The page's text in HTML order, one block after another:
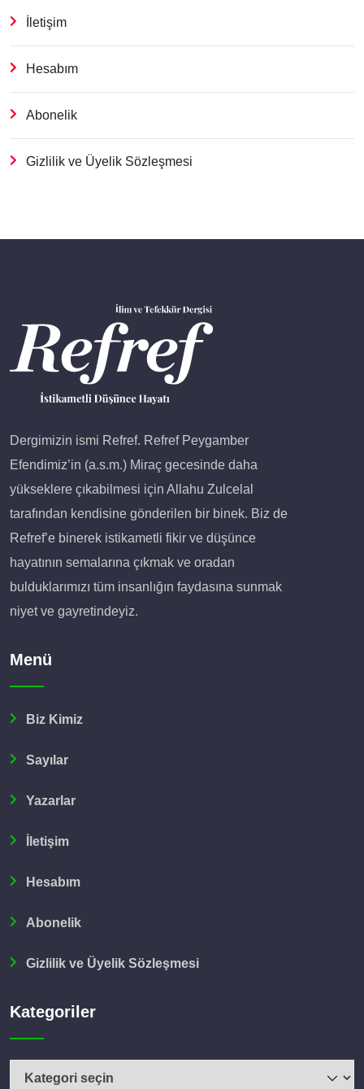
İletişim
Hesabım
Abonelik
Gizlilik ve Üyelik Sözleşmesi
Dergimizin ismi Refref. Refref Peygamber
Efendimiz’in (a.s.m.) Miraç gecesinde daha
yükseklere çıkabilmesi için Allahu Zulcelal
tarafından kendisine gönderilen bir binek. Biz de
Refref’e binerek istikametli fikir ve düşünce
hayatının semalarına çıkmak ve oradan
bulduklarımızı tüm insanlığın faydasına sunmak
niyet ve gayretindeyiz.
Menü
Biz Kimiz
Sayılar
Yazarlar
İletişim
Hesabım
Abonelik
Gizlilik ve Üyelik Sözleşmesi
Kategoriler
Kategoriler